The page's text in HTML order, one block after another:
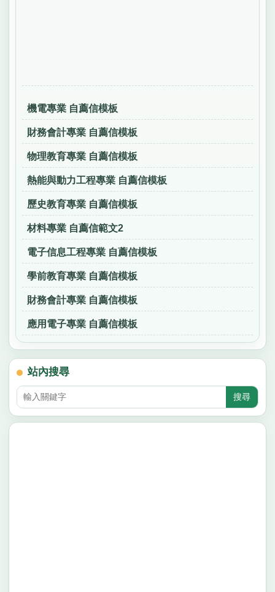
機電專業 自薦信模板
財務會計專業 自薦信模板
物理教育專業 自薦信模板
熱能與動力工程專業 自薦信模板
歷史教育專業 自薦信模板
材料專業 自薦信範文2
電子信息工程專業 自薦信模板
學前教育專業 自薦信模板
財務會計專業 自薦信模板
應用電子專業 自薦信模板
站內搜尋